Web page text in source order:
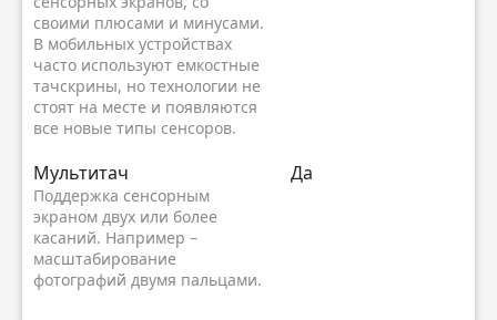
своими плюсами и минусами.
В мобильных устройствах
часто используют емкостные
тачскрины, но технологии не
стоят на месте и появляются
все новые типы сенсоров.
Мультитач
Поддержка сенсорным
экраном двух или более
касаний. Например –
масштабирование
фотографий двумя пальцами.
Да